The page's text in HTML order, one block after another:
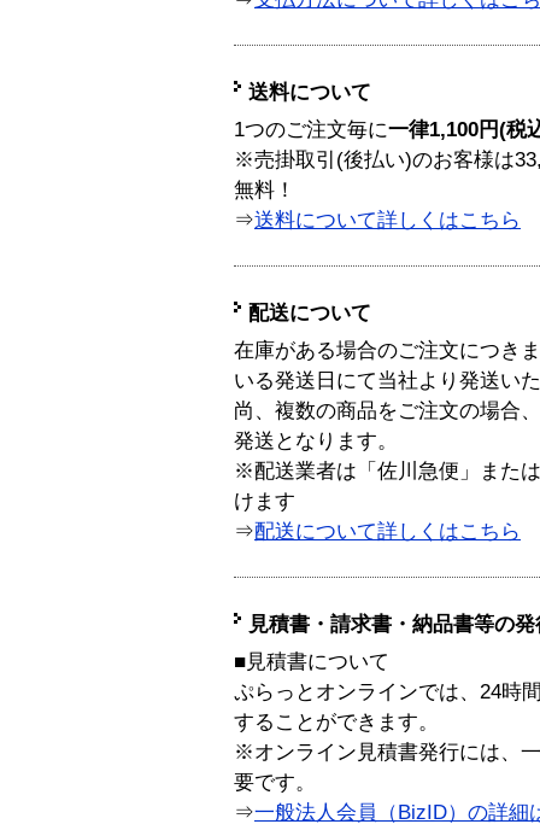
送料について
1つのご注文毎に一律1,100円(税
※売掛取引(後払い)のお客様は
無料！
⇒送料について詳しくはこちら
配送について
在庫がある場合のご注文につき
いる発送日にて当社より発送い
尚、複数の商品をご注文の場合
発送となります。
※配送業者は「佐川急便」また
けます
⇒配送について詳しくはこちら
見積書・請求書・納品書等の
■見積書について
ぷらっとオンラインでは、24時
することができます。
※オンライン見積書発行には、
要です。
⇒一般法人会員（BizID）の詳細